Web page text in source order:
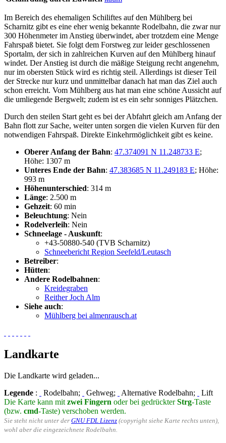
Im Bereich des ehemaligen Schiliftes auf den Mühlberg bei
Scharnitz gibt es eine eher wenig bekannte Rodelbahn, die zwar nur
300 Höhenmeter im Anstieg überwindet, aber trotzdem eine Menge
Fahrspaß bietet. Sie folgt dem Forstweg zur leider geschlossenen
Sportalm, der sich in zahlreichen Kurven auf den Mühlberg hinauf
windet. Der Anstieg ist durch die mäßige Steigung recht angenehm,
nur im obersten Stück wird es richtig steil. Allerdings ist dieser Teil
der Strecke nur kurz und unmittelbar danach hat man das Ziel auch
schon erreicht. Vom Mühlberg aus hat man eine schöne Aussicht auf
die umliegende Bergwelt; zudem ist es ein sehr sonniges Plätzchen.
Durch den steilen Start geht es bei der Abfahrt gleich am Anfang der
Bahn flott zur Sache, weiter unten sorgen die vielen Kurven für den
notwendigen Fahrspaß. Direkte Einkehrmöglichkeit gibt es keine.
Oberer Anfang der Bahn: 47.374091 N 11.248733 E;
Höhe: 1307 m
Unteres Ende der Bahn: 47.383685 N 11.249183 E; Höhe:
993 m
Höhenunterschied: 314 m
Länge: 2.500 m
Gehzeit: 60 min
Beleuchtung: Nein
Rodelverleih: Nein
Schneelage - Auskunft:
+43-50880-540 (TVB Scharnitz)
Schneebericht Region Seefeld/Leutasch
Betreiber:
Hütten:
Andere Rodelbahnen:
Kreidegraben
Reither Joch Alm
Siehe auch:
Mühlberg bei almenrausch.at
Landkarte
Die Landkarte wird geladen...
Legende : Rodelbahn; Gehweg; Alternative Rodelbahn;
Lift
Die Karte kann mit zwei Fingern oder bei gedrückterStrg-Taste
(bzw. cmd-Taste) verschoben werden.
Sie steht nicht unter der GNU FDL Lizenz (copyright siehe Karte rechts unten),
wohl aber die eingezeichnete Rodelbahn.